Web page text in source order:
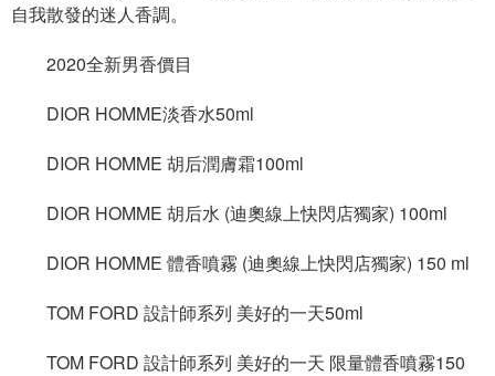
自我散發的迷人香調。
2020全新男香價目
DIOR HOMME淡香水50ml
DIOR HOMME 胡后潤膚霜100ml
DIOR HOMME 胡后水 (迪奧線上快閃店獨家) 100ml
DIOR HOMME 體香噴霧 (迪奧線上快閃店獨家) 150 ml
TOM FORD 設計師系列 美好的一天50ml
TOM FORD 設計師系列 美好的一天 限量體香噴霧150